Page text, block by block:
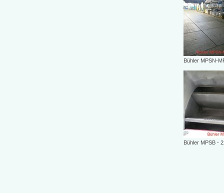
Bühler MPSN-
Bühler MPSB -